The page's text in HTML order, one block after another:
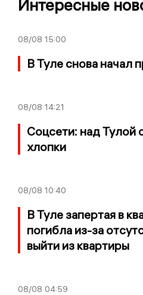
Интересные
08/08 15:00
В Туле снова начал
08/08 14:21
Соцсети: над Тулой
хлопки
08/08 10:40
В Туле запертая в
погибла из-за
выйти из квартиры
08/08 04:59